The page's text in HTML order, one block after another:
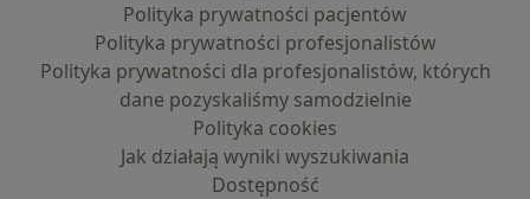
Polityka prywatności pacjentów
Polityka prywatności profesjonalistów
Polityka prywatności dla profesjonalistów, których
dane pozyskaliśmy samodzielnie
Polityka cookies
Jak działają wyniki wyszukiwania
Dostępność